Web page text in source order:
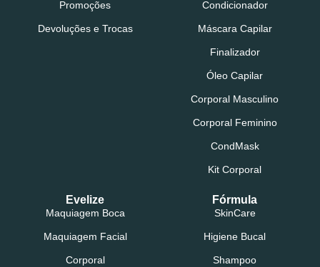
Promoções
Devoluções e Trocas
Condicionador
Máscara Capilar
Finalizador
Óleo Capilar
Corporal Masculino
Corporal Feminino
CondMask
Kit Corporal
Evelize
Maquiagem Boca
Maquiagem Facial
Corporal
Fórmula
SkinCare
Higiene Bucal
Shampoo